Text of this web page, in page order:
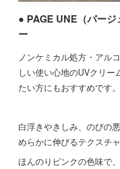
● PAGE UNE（パー
ー
ノンケミカル処方・アル
しい使い心地のUVクリー
たい方にもおすすめです。
白浮きやきしみ、のびの
めらかに伸びるテクスチ
ほんのりピンクの色味で